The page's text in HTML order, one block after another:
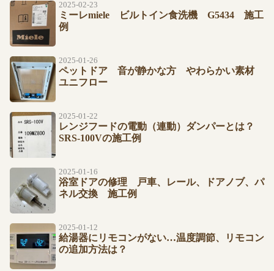
2025-02-23
ミーレmiele ビルトイン食洗機 G5434 施工
例
2025-01-26
ペットドア 音が静かな方 やわらかい素材
ユニフロー
2025-01-22
レンジフードの電動（連動）ダンパーとは？
SRS-100Vの施工例
2025-01-16
浴室ドアの修理 戸車、レール、ドアノブ、パ
ネル交換 施工例
2025-01-12
給湯器にリモコンがない…温度調節、リモコン
の追加方法は？